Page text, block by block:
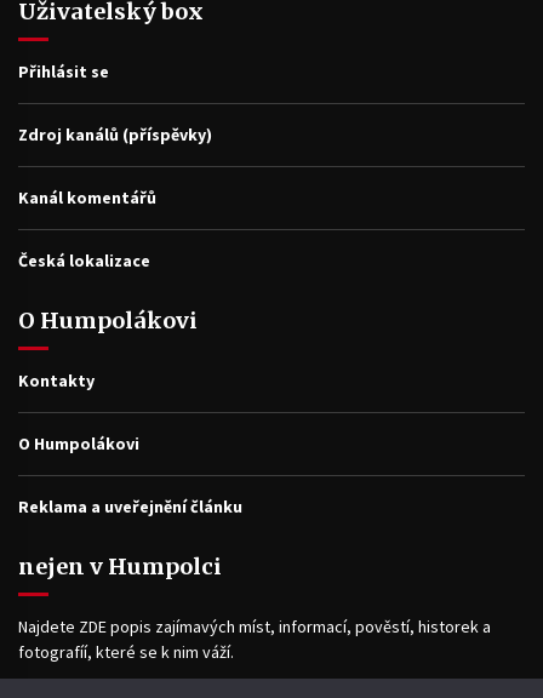
Uživatelský box
Přihlásit se
Zdroj kanálů (příspěvky)
Kanál komentářů
Česká lokalizace
O Humpolákovi
Kontakty
O Humpolákovi
Reklama a uveřejnění článku
nejen v Humpolci
Najdete ZDE popis zajímavých míst, informací, pověstí, historek a
fotografíí, které se k nim váží.